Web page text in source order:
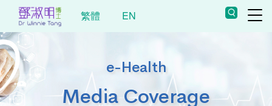
繁體 EN
e-Health
Media Coverage